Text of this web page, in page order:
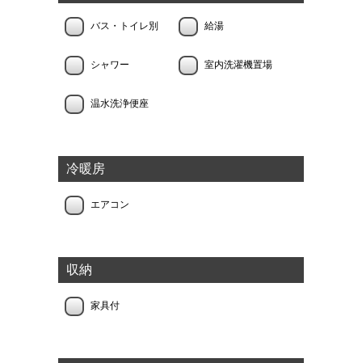
バス・トイレ別 給湯
シャワー 室内洗濯機置場
温水洗浄便座
冷暖房
エアコン
収納
家具付